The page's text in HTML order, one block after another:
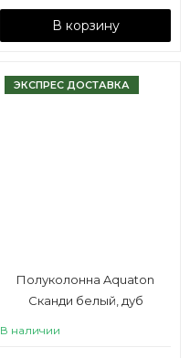
В корзину
ЭКСПРЕС ДОСТАВКА
Полуколонна Aquaton
Сканди белый, дуб
В наличии